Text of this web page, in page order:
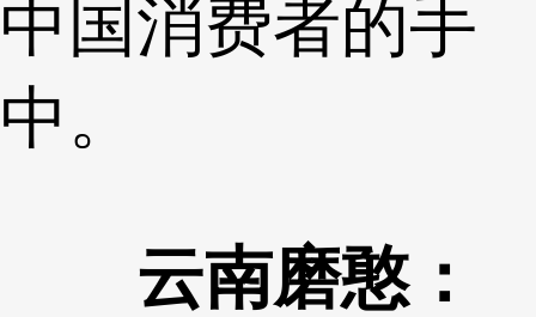
中国消费者的手
中。
云南磨憨：